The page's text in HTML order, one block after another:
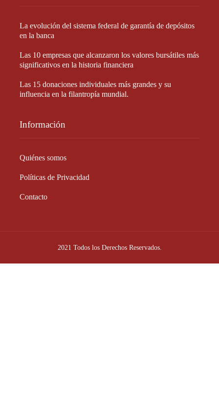
La evolución del sistema federal de garantía de depósitos
en la banca
Las 10 empresas que alcanzaron los valores bursátiles más
significativos en la historia financiera
Las 15 donaciones individuales más grandes y su
influencia en la filantropía mundial.
Información
Quiénes somos
Políticas de Privacidad
Contacto
2021 Todos los Derechos Reservados.